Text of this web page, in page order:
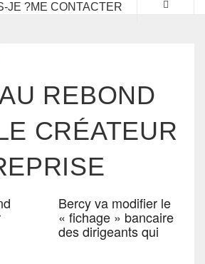
JE ?ME CONTACTER
REBOND
CRÉATEUR
Bercy va modifier le
« fichage » bancaire
des dirigeants qui